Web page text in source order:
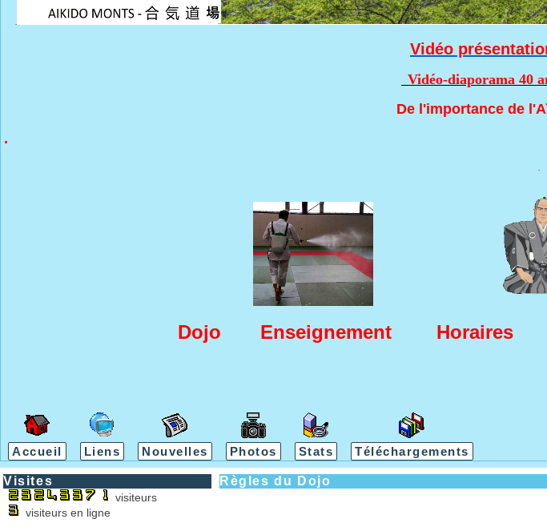
.
Vidéo
Vidéo-diaporama 40
De l'importance de
.
.
Dojo Enseignement Horaires
Accueil Liens Nouvelles Photos Stats Téléchargements
Visites
visiteurs
visiteurs en ligne
Règles du Dojo